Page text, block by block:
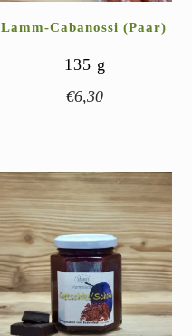
Lamm-Cabanossi (Paar)
135 g
€6,30